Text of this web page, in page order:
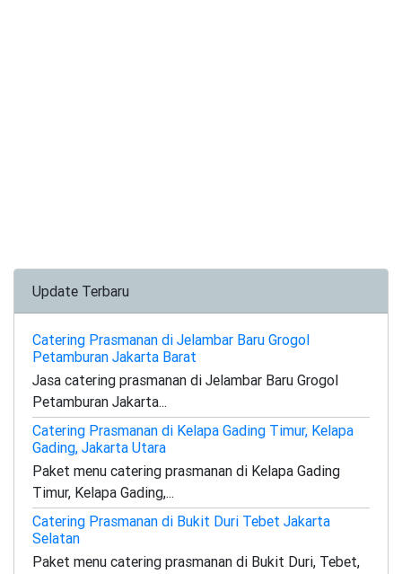
Update Terbaru
Catering Prasmanan di Jelambar Baru Grogol
Petamburan Jakarta Barat
Jasa catering prasmanan di Jelambar Baru Grogol
Petamburan Jakarta...
Catering Prasmanan di Kelapa Gading Timur, Kelapa
Gading, Jakarta Utara
Paket menu catering prasmanan di Kelapa Gading
Timur, Kelapa Gading,...
Catering Prasmanan di Bukit Duri Tebet Jakarta
Selatan
Paket menu catering prasmanan di Bukit Duri, Tebet,